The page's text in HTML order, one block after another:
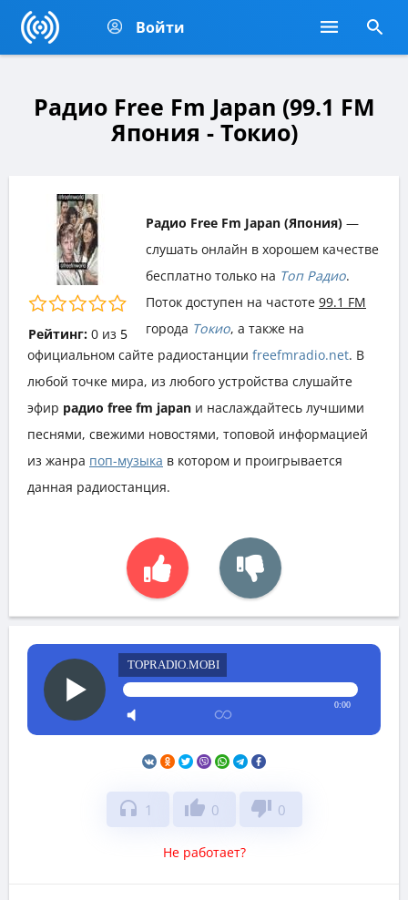
Войти
Радио Free Fm Japan (99.1 FM
Япония - Токио)
Рейтинг: 0из 5
Радио Free Fm Japan (Япония) —
слушать онлайн в хорошем качестве
бесплатно только на Топ Радио.
Поток доступен на частоте 99.1 FM
города Токио, а также на
официальном сайте радиостанции freefmradio.net. В
любой точке мира, из любого устройства слушайте
эфир радио free fm japan и наслаждайтесь лучшими
песнями, свежими новостями, топовой информацией
из жанра поп-музыка в котором и проигрывается
данная радиостанция.
TOPRADIO.MOBI
0:00
headphones 1 thumb_up 0 thumb_down 0
Не работает?